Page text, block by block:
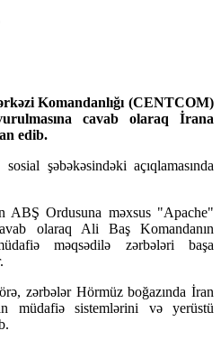
Komandanlığı (CENTCOM)
cavab olaraq İrana
edib.
şəbəkəsindəki açıqlamasında
ABŞ Ordusuna məxsus "Apache"
olaraq Ali Baş Komandanın
məqsədilə zərbələri başa
zərbələr Hörmüz boğazında İran
müdafiə sistemlərini və yerüstü